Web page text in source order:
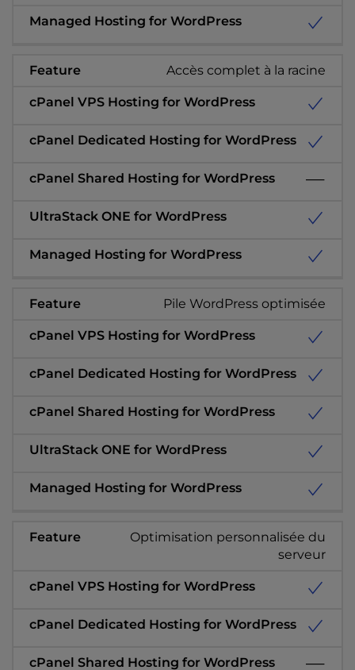
Accès complet à la racine
Pile WordPress optimisée
Optimisation personnalisée du
serveur